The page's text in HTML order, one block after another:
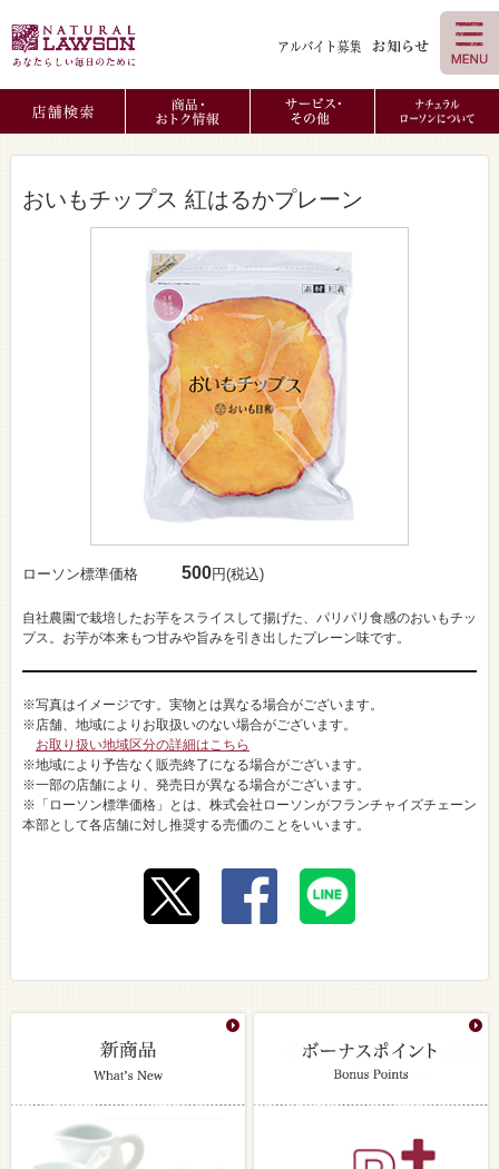
おいもチップス 紅はるかプレーン
ローソン標準価格 500円(税込)
自社農園で栽培したお芋をスライスして揚げた、パリパリ食感のおいもチッ
プス。お芋が本来もつ甘みや旨みを引き出したプレーン味です。
※写真はイメージです。実物とは異なる場合がございます。
※店舗、地域によりお取扱いのない場合がございます。
お取り扱い地域区分の詳細はこちら
※地域により予告なく販売終了になる場合がございます。
※一部の店舗により、発売日が異なる場合がございます。
※「ローソン標準価格」とは、株式会社ローソンがフランチャイズチェーン
本部として各店舗に対し推奨する売価のことをいいます。